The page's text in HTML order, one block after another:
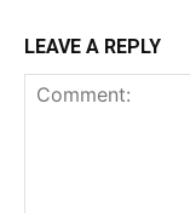
LEAVE A REPLY